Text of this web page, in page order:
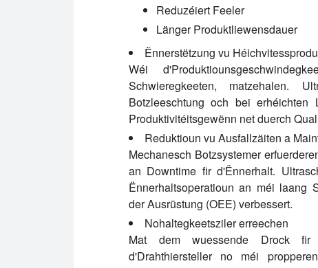
Reduzéiert Feeler
Länger Produktliewensdauer
Ënnerstëtzung vu
Wéi
Schwieregkeeten, matzehalen.
Botzleeschtung och bei erhéichten
Produktivitéitsgewënn net duerch
Reduktioun vu Ausfallzäiten a
Mechanesch Botzsystemer
an Downtime fir d'Ënnerhalt.
Ënnerhaltsoperatioun an méi laang
der Ausrüstung (OEE) verbessert.
Nohaltegkeetsziler erreechen
Mat dem wuessende Drock fir
d'Drahthiersteller no méi